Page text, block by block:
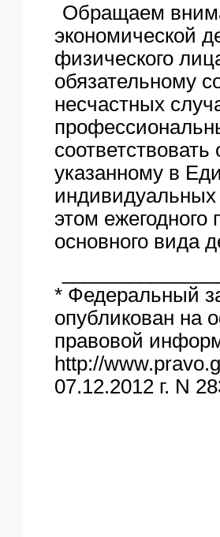
Обращаем
экономической
физического
обязательному
несчастных
указанному в
этом ежегодного
основного вида
* Федеральный
опубликован на
правовой
http://
07.12.2012 г. N